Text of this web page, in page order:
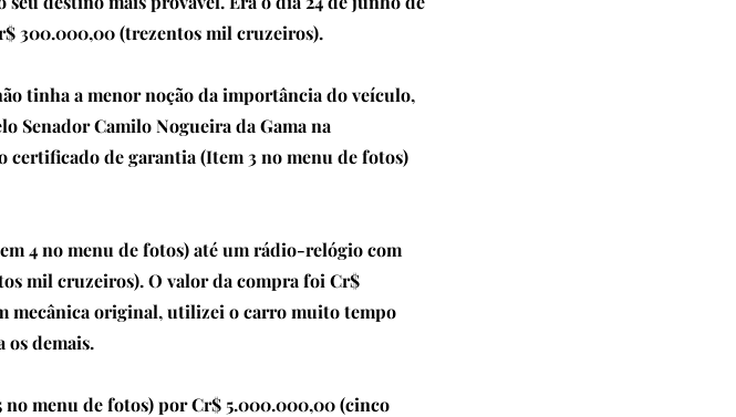
300.000,00 (trezentos mil cruzeiros).
tinha a menor noção da importância do veículo,
Senador Camilo Nogueira da Gama na
certificado de garantia (Item 3 no menu de fotos)
4 no menu de fotos) até um rádio-relógio com
mil cruzeiros). O valor da compra foi Cr$
mecânica original, utilizei o carro muito tempo
os demais.
no menu de fotos) por Cr$ 5.000.000,00 (cinco